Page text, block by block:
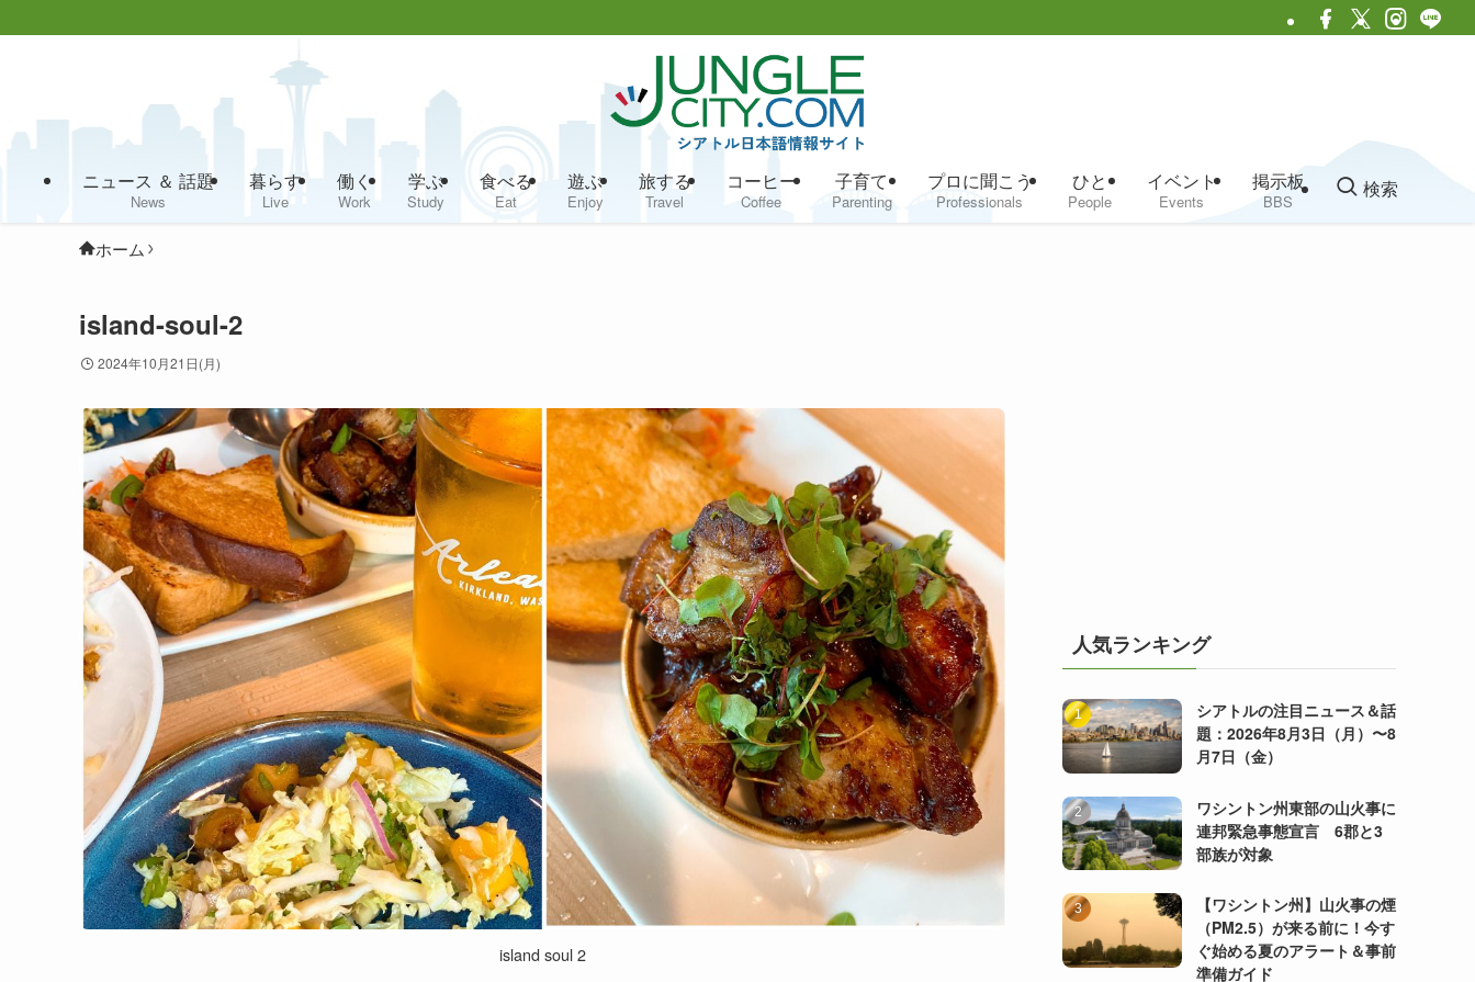
ニュース ＆ 話題
News
暮らす
Live
働く
Work
学ぶ
Study
食べる
Eat
遊ぶ
Enjoy
旅する
Travel
コーヒー
Coffee
子育て
Parenting
プロに聞こう
Professionals
ひと
People
イベント
Events
掲示板
BBS
検索
ホーム
island-soul-2
2024年10月21日(月)
island soul 2
人気ランキング
シアトルの注目ニュース＆話
題：2026年8月3日（月）〜8
月7日（金）
ワシントン州東部の山火事に
連邦緊急事態宣言 6郡と3
部族が対象
【ワシントン州】山火事の煙
（PM2.5）が来る前に！今す
ぐ始める夏のアラート＆事前
準備ガイド